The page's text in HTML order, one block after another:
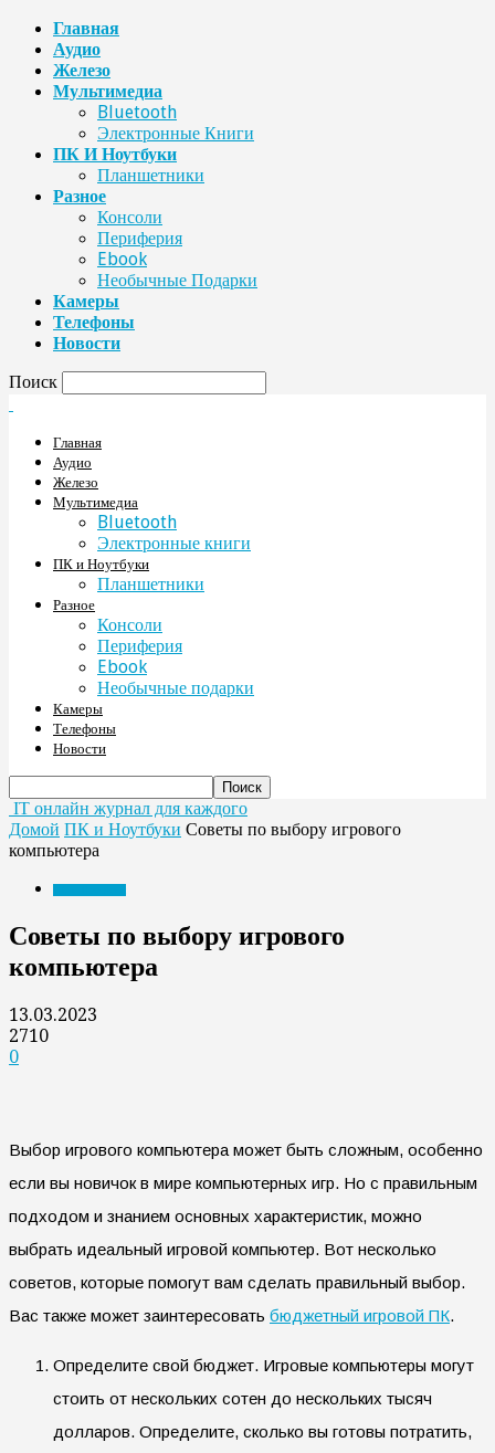
Главная
Аудио
Железо
Мультимедиа
Bluetooth
Электронные Книги
ПК И Ноутбуки
Планшетники
Разное
Консоли
Периферия
Ebook
Необычные Подарки
Камеры
Телефоны
Новости
Поиск
Главная
Аудио
Железо
Мультимедиа
Bluetooth
Электронные книги
ПК и Ноутбуки
Планшетники
Разное
Консоли
Периферия
Ebook
Необычные подарки
Камеры
Телефоны
Новости
IT онлайн журнал для каждого
Домой ПК и Ноутбуки Советы по выбору игрового
компьютера
Советы по выбору игрового
компьютера
13.03.2023
2710
0
Выбор игрового компьютера может быть сложным, особенно
если вы новичок в мире компьютерных игр. Но с правильным
подходом и знанием основных характеристик, можно
выбрать идеальный игровой компьютер. Вот несколько
советов, которые помогут вам сделать правильный выбор.
Вас также может заинтересовать бюджетный игровой ПК.
Определите свой бюджет. Игровые компьютеры могут
стоить от нескольких сотен до нескольких тысяч
долларов. Определите, сколько вы готовы потратить,